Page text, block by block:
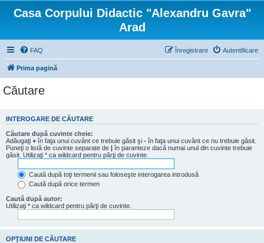
Casa Corpului Didactic "Alexandru Gavra"
Arad
FAQ Autentificare
Înregistrare
Prima pagină
Căutare
INTEROGARE DE CĂUTARE
Căutare după cuvinte cheie:
Adăugaţi + în faţa unui cuvânt ce trebuie găsit şi - în faţa unui cuvânt ce nu trebuie găsit.
Puneţi o listă de cuvinte separate de | în paranteze dacă numai unul din cuvinte trebuie
găsit. Utilizaţi * ca wildcard pentru părţi de cuvinte.
Caută după toţi termenii sau foloseşte interogarea introdusă
Caută după orice termen
Caută după autor:
Utilizaţi * ca wildcard pentru părţi de cuvinte.
OPŢIUNI DE CĂUTARE